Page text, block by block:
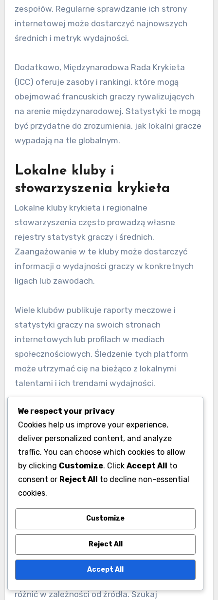
zespołów. Regularne sprawdzanie ich strony
internetowej może dostarczyć najnowszych
średnich i metryk wydajności.
Dodatkowo, Międzynarodowa Rada Krykieta
(ICC) oferuje zasoby i rankingi, które mogą
obejmować francuskich graczy rywalizujących
na arenie międzynarodowej. Statystyki te mogą
być przydatne do zrozumienia, jak lokalni gracze
wypadają na tle globalnym.
Lokalne kluby i
stowarzyszenia krykieta
Lokalne kluby krykieta i regionalne
stowarzyszenia często prowadzą własne
rejestry statystyk graczy i średnich.
Zaangażowanie w te kluby może dostarczyć
informacji o wydajności graczy w konkretnych
ligach lub zawodach.
Wiele klubów publikuje raporty meczowe i
statystyki graczy na swoich stronach
internetowych lub profilach w mediach
społecznościowych. Śledzenie tych platform
może utrzymać cię na bieżąco z lokalnymi
talentami i ich trendami wydajności.
Online bazy danych krykieta
Wiele internetowych baz danych krykieta
gromadzi statystyki z różnych lig, w tym tych
we Francji. Strony takie jak ESPN Cricinfo i
CricketStats oferują przeszukiwalne bazy
danych, w których można znaleźć średnie
graczy, wyniki meczów i szczegółowe
Podczas korzystania z tych baz danych warto
rozważyć krzyżowe sprawdzenie informacji, aby
zapewnić dokładność, ponieważ dane mogą się
różnić w zależności od źródła. Szukaj
We respect your privacy
Cookies help us improve your experience,
deliver personalized content, and analyze
traffic. You can choose which cookies to allow
by clicking Customize. Click Accept All to
consent or Reject All to decline non-essential
cookies.
Customize
Reject All
Accept All